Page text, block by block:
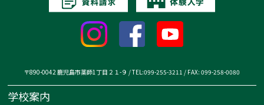
〒890-0042 鹿児島市薬師1丁目２１-９ / TEL:099-255-3211 / FAX: 099-258-0080
学校案内